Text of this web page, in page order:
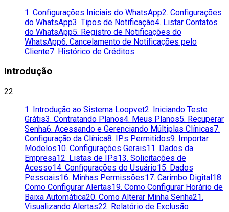
1. Configurações Iniciais do WhatsApp2. Configurações
do WhatsApp3. Tipos de Notificação4. Listar Contatos
do WhatsApp5. Registro de Notificações do
WhatsApp6. Cancelamento de Notificações pelo
Cliente7. Histórico de Créditos
Introdução
22
1. Introdução ao Sistema Loopvet2. Iniciando Teste
Grátis3. Contratando Planos4. Meus Planos5. Recuperar
Senha6. Acessando e Gerenciando Múltiplas Clínicas7.
Configuração da Clínica8. IPs Permitidos9. Importar
Modelos10. Configurações Gerais11. Dados da
Empresa12. Listas de IPs13. Solicitações de
Acesso14. Configurações do Usuário15. Dados
Pessoais16. Minhas Permissões17. Carimbo Digital18.
Como Configurar Alertas19. Como Configurar Horário de
Baixa Automática20. Como Alterar Minha Senha21.
Visualizando Alertas22. Relatório de Exclusão